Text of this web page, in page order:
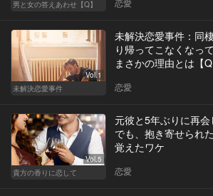
男と女の答えあわせ【Q】
Vol.1
未解決恋愛事件
未解決恋愛事件：同
り帰ってこなくなっ
まさかの理由とは【Q
恋愛
Vol.5
貴方の香りに恋して
元彼と5年ぶりに再
でも、抱き寄せられ
覚えたワケ
恋愛